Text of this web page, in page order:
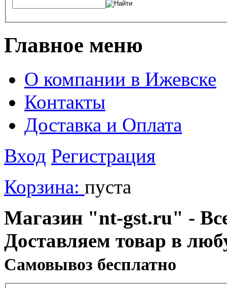
Главное меню
О компании в Ижевске
Контакты
Доставка и Оплата
Вход Регистрация
Корзина: пуста
Магазин "nt-gst.ru" -
Доставляем товар в
Cамовывоз бесплатно